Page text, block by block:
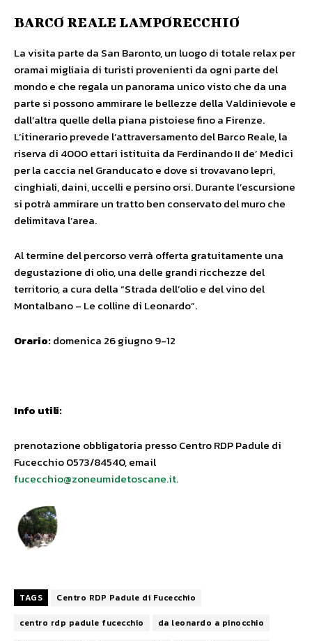
BARCO REALE LAMPORECCHIO
La visita parte da San Baronto, un luogo di totale relax per
oramai migliaia di turisti provenienti da ogni parte del
mondo e che regala un panorama unico visto che da una
parte si possono ammirare le bellezze della Valdinievole e
dall’altra quelle della piana pistoiese fino a Firenze.
L’itinerario prevede l’attraversamento del Barco Reale, la
riserva di 4000 ettari istituita da Ferdinando II de’ Medici
per la caccia nel Granducato e dove si trovavano lepri,
cinghiali, daini, uccelli e persino orsi. Durante l’escursione
si potrà ammirare un tratto ben conservato del muro che
delimitava l’area.
Al termine del percorso verrà offerta gratuitamente una
degustazione di olio, una delle grandi ricchezze del
territorio, a cura della “Strada dell’olio e del vino del
Montalbano – Le colline di Leonardo”.
Orario:domenica 26 giugno 9-12
Info utili:
prenotazione obbligatoria presso Centro RDP Padule di
Fucecchio 0573/84540, email
fucecchio@zoneumidetoscane.it.
TAGS
Centro RDP Padule di Fucecchio
centro rdp padule fucecchio
da leonardo a pinocchio